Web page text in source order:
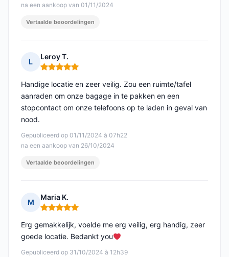
na een aankoop van 01/11/2024
Vertaalde beoordelingen
L
Leroy T.
Opmerking: 5 van 5
Gepubliceerd op 01/11/2024 à 07h22
na een aankoop van 26/10/2024
Handige locatie en zeer veilig. Zou een ruimte/tafel
aanraden om onze bagage in te pakken en een
stopcontact om onze telefoons op te laden in geval van
nood.
Vertaalde beoordelingen
M
Maria K.
Opmerking: 5 van 5
Gepubliceerd op 31/10/2024 à 12h39
Erg gemakkelijk, voelde me erg veilig, erg handig, zeer
goede locatie. Bedankt you